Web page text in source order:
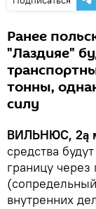
Ранее
"Лаздияе"
тонны,
силу
ВИЛЬНЮС, 2ą
средства
границу через
внутренних